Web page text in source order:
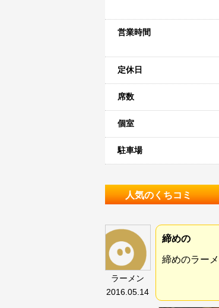
営業時間
定休日
席数
個室
駐車場
人気のくちコミ
ラーメン
2016.05.14
締めの
締めのラー